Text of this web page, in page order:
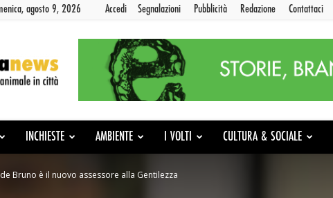
agosto 9, 2026 Accedi Segnalazioni Pubblicità Redazione Contattaci
INCHIESTE AMBIENTE I VOLTI CULTURA & SOCIALE
Bruno è il nuovo assessore alla Gentilezza